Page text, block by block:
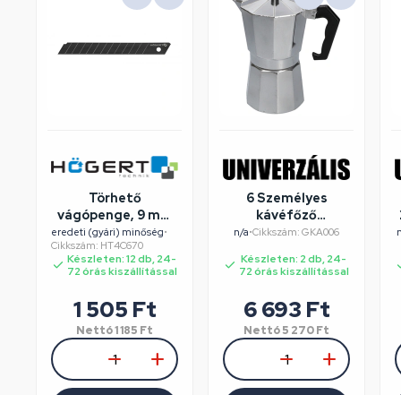
Törhető
vágópenge, 9 mm
(vágókésekhez),
extra élezés és
tartosság,
HÖGERT HT4C670
/ RENDELÉSRE
eredeti (gyári) minőség•
Cikkszám: HT4C670
Készleten: 12 db, 24-
72 órás kiszállítással
1 505 Ft
Nettó1 185 Ft
6 Személyes
kávéfőző
alumínium dobozos
n/a•Cikkszám: GKA006
Készleten: 2 db, 24-
72 órás kiszállítással
6 693 Ft
Nettó5 270Ft